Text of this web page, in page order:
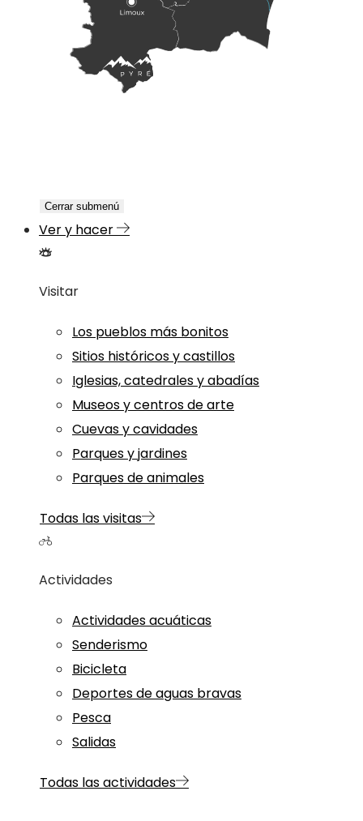
Cerrar submenú
Ver y hacer
Visitar
Los pueblos más bonitos
Sitios históricos y castillos
Iglesias, catedrales y abadías
Museos y centros de arte
Cuevas y cavidades
Parques y jardines
Parques de animales
Todas las visitas
Actividades
Actividades acuáticas
Senderismo
Bicicleta
Deportes de aguas bravas
Pesca
Salidas
Todas las actividades